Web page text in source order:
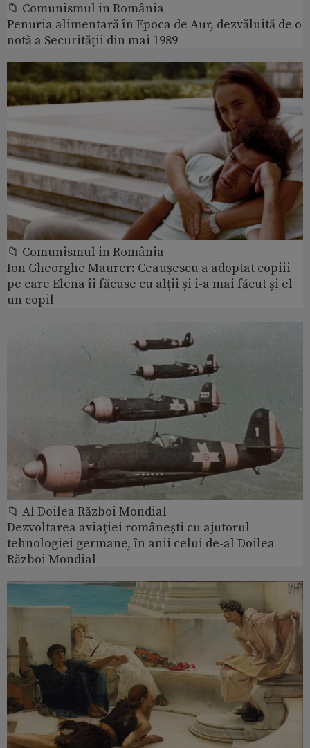
📁 Comunismul in România
Penuria alimentară în Epoca de Aur, dezvăluită de o
notă a Securității din mai 1989
📁 Comunismul in România
Ion Gheorghe Maurer: Ceaușescu a adoptat copiii
pe care Elena îi făcuse cu alții și i-a mai făcut și el
un copil
📁 Al Doilea Război Mondial
Dezvoltarea aviației românești cu ajutorul
tehnologiei germane, în anii celui de-al Doilea
Război Mondial